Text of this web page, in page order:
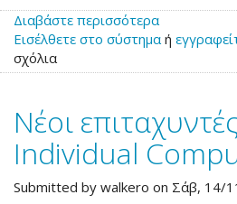
Διαβάστε περισσότερα
το
ACA1221lc
Εισέλθετε στο σύστημα ή
σχόλια
Νέοι
Individual
Submitted by walkero on Σάβ, 14/